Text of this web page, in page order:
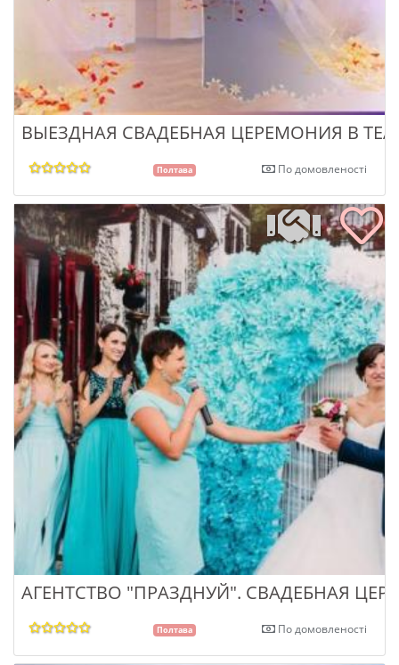
ВЫЕЗДНАЯ СВАДЕБНАЯ ЦЕРЕМОНИЯ В
Полтава По домовленості
АГЕНТСТВО "ПРАЗДНУЙ". СВАДЕБНАЯ
Полтава По домовленості